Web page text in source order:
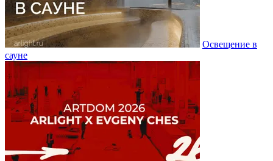
Освещение в
сауне